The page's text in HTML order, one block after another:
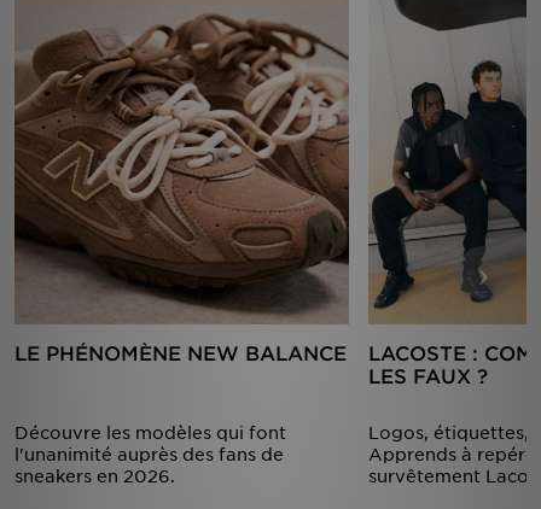
LE PHÉNOMÈNE NEW BALANCE
Découvre les modèles qui font
l'unanimité auprès des fans de
sneakers en 2026.
LACOSTE :
LES FAUX ?
Logos, étiquettes,
Apprends à
survêtement
‹ ›